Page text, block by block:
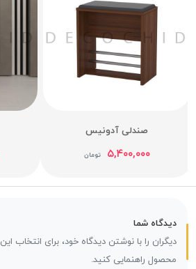
صندلی آدونیس
۵,۴۰۰,۰۰۰ تومان
دیدگاه شما
دیگران را با نوشتن دیدگاه خود، برای انتخاب این
محصول راهنمایی کنید.